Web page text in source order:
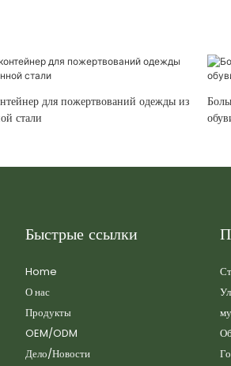
для пожертвований одежды из
стали
Быстрые ссылки
Home
О нас
Продукты
OEM/ODM
Дело/Новости